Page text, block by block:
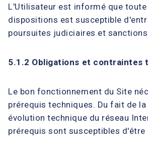
L'Utilisateur est informé que
dispositions est susceptible
poursuites judiciaires et
5.1.2 Obligations et contraintes
Le bon fonctionnement du Site
prérequis techniques. Du fait de
évolution technique du réseau
prérequis sont susceptibles